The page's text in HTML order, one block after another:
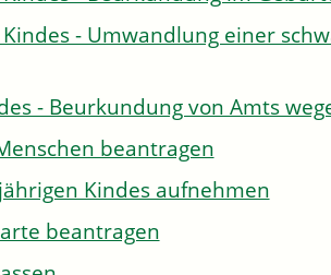
- Umwandlung einer
- Beurkundung von Amts
beantragen
Kindes aufnehmen
beantragen